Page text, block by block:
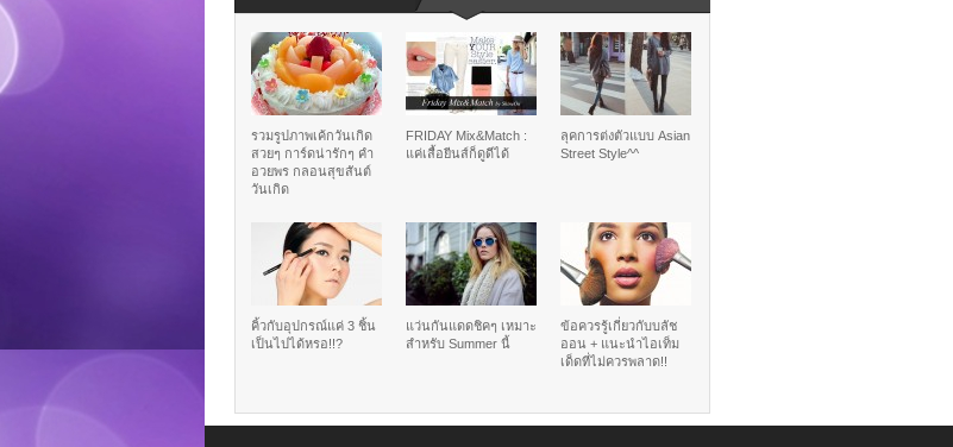
รวมรูปภาพเค้กวันเกิด
สวยๆ การ์ดน่ารักๆ คำ
อวยพร กลอนสุขสันต์
วันเกิด
FRIDAY Mix&Match :
แค่เสื้อยีนส์ก็ดูดีได้
ลุคการต่งตัวแบบ Asian
Street Style^^
คิ้วกับอุปกรณ์แค่ 3 ชิ้น
เป็นไปได้หรอ!!?
แว่นกันแดดชิคๆ เหมาะ
สำหรับ Summer นี้
ข้อควรรู้เกี่ยวกับบลัช
ออน + แนะนำไอเท็ม
เด็ดที่ไม่ควรพลาด!!